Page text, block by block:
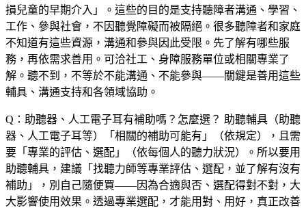
損兒童的早期介入」。這些的目的是支持聽障者溝通、學習、
工作、參與社會，不因聽覺障礙而被隔絕。很多聽障者和家庭
不知道有這些資源，溝通和參與因此受限。先了解有哪些服
務，再依需求善用。可洽社工、身障服務單位或相關專業了
解。聽不到，不等於不能溝通、不能參與——關鍵是善用這些
輔具、溝通支持和各領域協助。
Q：助聽器、人工電子耳有補助嗎？怎麼選？ 助聽輔具（助聽
器、人工電子耳等）「相關的補助可能有」（依規定），且需
要「專業的評估、選配」（依每個人的聽力狀況）。所以要用
助聽輔具，建議「找聽力師等專業評估、選配，並了解有沒有
補助」，別自己隨便買——因為合適與否、選配得對不對，大
大影響使用效果。透過專業選配，才能用對、用好，真正改善